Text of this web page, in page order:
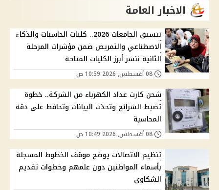
الاخبار العامة
تنسيق الجامعات 2026.. كليات الحاسبات والذكاء
الاصطناعي والتمريض ضمن مؤشرات المرحلة
الثانية ننشر أبرز الكليات المتاحة
شحن كارت عداد الكهرباء من الشركة.. خطوة
تضبط الشرائح وتحدّث البيانات وتحافظ على دقة
المحاسبة
تنظيم الاتصالات يوضح موقف الخطوط المسجلة
بأسماء المواطنين دون علمهم وخطوات تقديم
الشكاوى